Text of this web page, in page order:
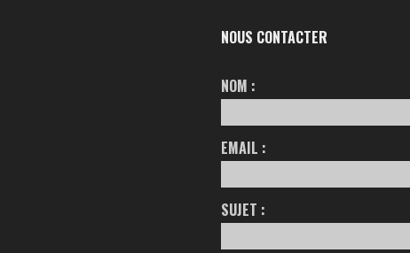
NOUS CONTACTER
NOM :
EMAIL :
SUJET :